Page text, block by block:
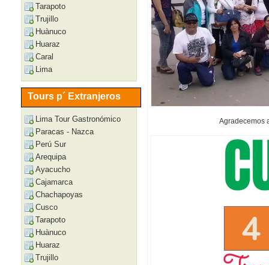
Agradecemos
Tarapoto
Trujillo
Huànuco
Huaraz
Caral
Lima
Tours p´ Extranjeros
Lima Tour Gastronómico
Paracas - Nazca
Perú Sur
Arequipa
Ayacucho
Cajamarca
Chachapoyas
Cusco
Tarapoto
Huànuco
Huaraz
Trujillo